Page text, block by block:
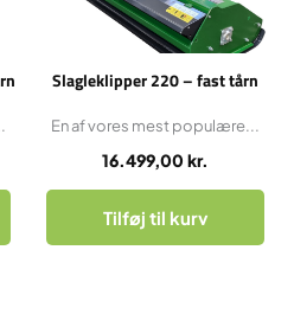
Slagleklipper 220 – fast tårn
16.499,00 kr.
En af vores mest populære...
Tilføj til kurv